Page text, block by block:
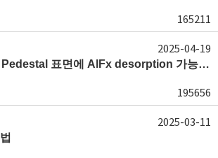
165211
Ar Plasma로 AlN Pedestal 표면에 AlFx desorption 가능 여부가 궁금합니다.
195656
2025-04-19
2025-03-11